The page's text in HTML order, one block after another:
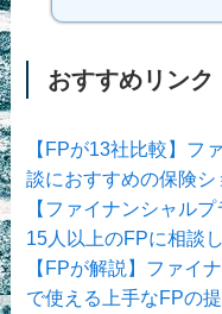
おすすめリンク
【FPが13社比較】フ
談におすすめの保険シ
【ファイナンシャル
15人以上のFPに相談
【FPが解説】ファイ
で使える上手なFPの